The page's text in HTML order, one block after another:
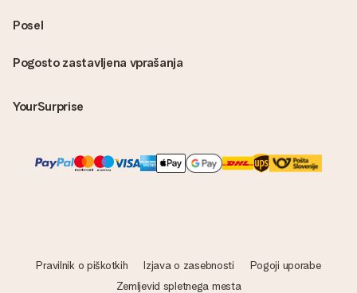
Pogosto zastavljena vprašanja
YourSurprise
Posel
Pravilnik o piškotkih Izjava o zasebnosti
Pogoji uporabe
Zemljevid spletnega mesta